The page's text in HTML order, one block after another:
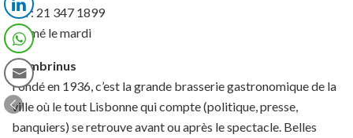
Tél : 21 347 1899
Fermé le mardi
Gambrinus
Fondé en 1936, c’est la grande brasserie gastronomique de la
ville où le tout Lisbonne qui compte (politique, presse,
banquiers) se retrouve avant ou après le spectacle. Belles